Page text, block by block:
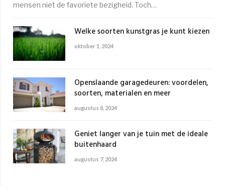
mensen niet de favoriete bezigheid. Toch…
Welke soorten kunstgras je kunt kiezen
oktober 1, 2024
Openslaande garagedeuren: voordelen,
soorten, materialen en meer
augustus 8, 2024
Geniet langer van je tuin met de ideale
buitenhaard
augustus 7, 2024